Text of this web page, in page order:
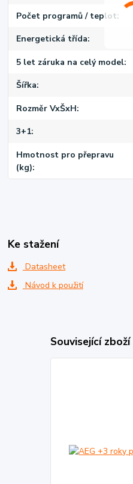
Počet programů / teplot
Energetická třída
5 let záruka na celý model
Šířka
Rozměr VxŠxH
3+1
Hmotnost pro přepravu
(kg)
Ke stažení
Datasheet
Návod k použití
Související zboží